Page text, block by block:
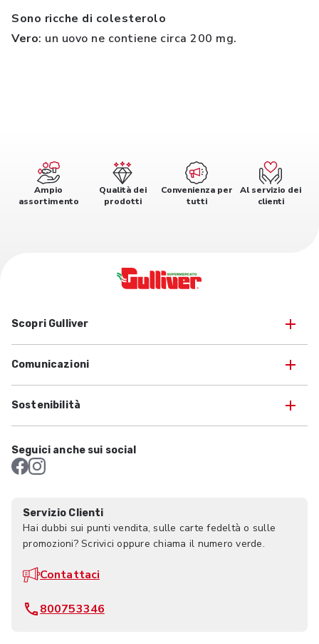
Sono ricche di colesterolo
Vero: un uovo ne contiene circa 200 mg.
Ampio
assortimento
Qualità dei
prodotti
Convenienza per
tutti
Al servizio dei
clienti
Scopri Gulliver
Comunicazioni
Sostenibilità
Seguici anche sui social
Servizio Clienti
Hai dubbi sui punti vendita, sulle carte fedeltà o sulle
promozioni? Scrivici oppure chiama il numero verde.
Contattaci
800753346